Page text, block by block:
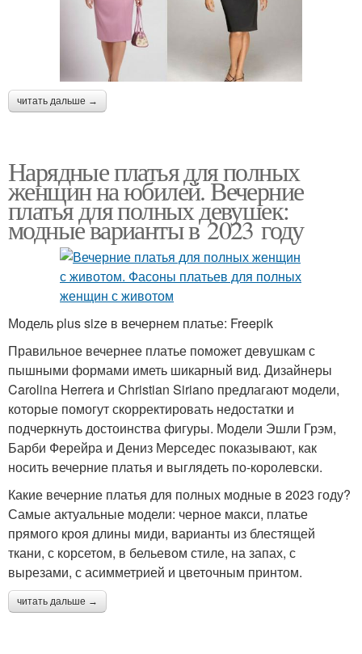
читать дальше →
Нарядные платья для полных
женщин на юбилей. Вечерние
платья для полных девушек:
модные варианты в 2023 году
Модель plus size в вечернем платье: Freepik
Правильное вечернее платье поможет девушкам с
пышными формами иметь шикарный вид. Дизайнеры
Carolina Herrera и Christian Siriano предлагают модели,
которые помогут скорректировать недостатки и
подчеркнуть достоинства фигуры. Модели Эшли Грэм,
Барби Ферейра и Дениз Мерседес показывают, как
носить вечерние платья и выглядеть по-королевски.
Какие вечерние платья для полных модные в 2023 году?
Самые актуальные модели: черное макси, платье
прямого кроя длины миди, варианты из блестящей
ткани, с корсетом, в бельевом стиле, на запах, с
вырезами, с асимметрией и цветочным принтом.
читать дальше →